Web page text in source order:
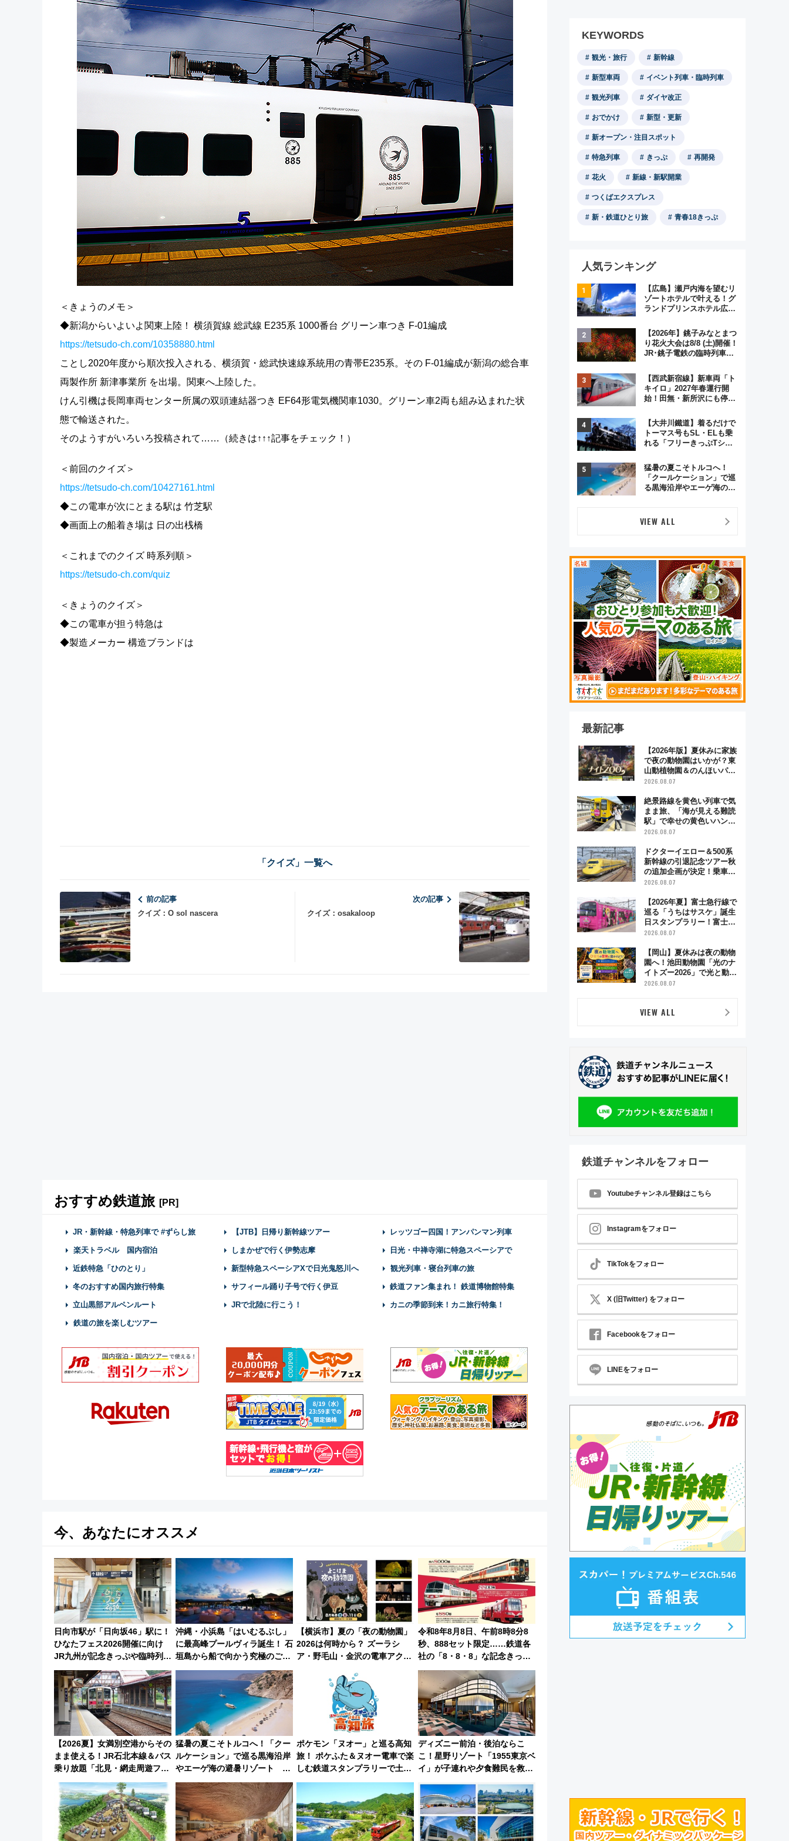
＜きょうのメモ＞
◆新潟からいよいよ関東上陸！ 横須賀線 総武線 E235系 1000番台 グリーン車つき F-01編成
https://tetsudo-ch.com/10358880.html
ことし2020年度から順次投入される、横須賀・総武快速線系統用の青帯E235系。その F-01編成が新潟の総合車
両製作所 新津事業所 を出場。関東へ上陸した。
けん引機は長岡車両センター所属の双頭連結器つき EF64形電気機関車1030。グリーン車2両も組み込まれた状
態で輸送された。
そのようすがいろいろ投稿されて……（続きは↑↑↑記事をチェック！）
＜前回のクイズ＞
https://tetsudo-ch.com/10427161.html
◆この電車が次にとまる駅は 竹芝駅
◆画面上の船着き場は 日の出桟橋
＜これまでのクイズ 時系列順＞
https://tetsudo-ch.com/quiz
＜きょうのクイズ＞
◆この電車が担う特急は
◆製造メーカー 構造ブランドは
「クイズ」一覧へ
前の記事
クイズ：O sol nascera
次の記事
クイズ：osakaloop
おすすめ鉄道旅 [PR]
JR・新幹線・特急列車で #ずらし旅 【JTB】日帰り新幹線ツアー レッツゴー四国！アンパンマン列車
楽天トラベル 国内宿泊 しまかぜで行く伊勢志摩 日光・中禅寺湖に特急スペーシアで
近鉄特急「ひのとり」 新型特急スペーシアXで日光鬼怒川へ 観光列車・寝台列車の旅
冬のおすすめ国内旅行特集 サフィール踊り子号で行く伊豆 鉄道ファン集まれ！ 鉄道博物館特集
立山黒部アルペンルート JRで北陸に行こう！ カニの季節到来！カニ旅行特集！
鉄道の旅を楽しむツアー
今、あなたにオススメ
日向市駅が「日向坂46」駅に！
ひなたフェス2026開催に向け
JR九州が記念きっぷや臨時列車
で全力応援 夜行列車「ドリー
ムおひさま号」も走る
沖縄・小浜島「はいむるぶし」
に最高峰プールヴィラ誕生！ 石
垣島から船で向かう究極のご褒
美旅「何もしない贅沢」を体験
してみない？
【横浜市】夏の「夜の動物園」
2026は何時から？ ズーラシ
ア・野毛山・金沢の電車アクセ
徹底解説！
令和8年8月8日、午前8時8分8
秒、888セット限定……鉄道各
社の「8・8・8」な記念きっぷ
たち
【2026夏】女満別空港からその
まま使える！JR石北本線＆バス
乗り放題「北見・網走周遊フリ
ーパス」でおトクに道東観光
（8/3発売）
猛暑の夏こそトルコへ！「クー
ルケーション」で巡る黒海沿岸
やエーゲ海の避暑リゾート 関
連検索数が前年比237％増、ナ
ショジオも認める『2026年に訪
れるべき世界の旅先』
ポケモン「ヌオー」と巡る高知
旅！ ポケふた＆ヌオー電車で楽
しむ鉄道スタンプラリーで土佐
路の絶景と絶品グルメを満喫！
ディズニー前泊・後泊ならこ
こ！星野リゾート「1955東京ベ
イ」が子連れや夕食難民を救う
ービスで混雑回避
KEYWORDS
観光・旅行 新幹線
新型車両 イベント列車・臨時列車
観光列車 ダイヤ改正
おでかけ 新型・更新
新オープン・注目スポット
特急列車 きっぷ 再開発
花火 新線・新駅開業
つくばエクスプレス
新・鉄道ひとり旅 青春18きっぷ
人気ランキング
【広島】瀬戸内海を望むリ
ゾートホテルで叶える！グ
ランドプリンスホテル広島
ジュアルパーティープラン
【2026年】銚子みなとまつ
り花火大会は8/8 (土)開催！
JR･銚子電鉄の臨時列車や
く8,000発の大迫力＆屋台
を満喫
【西武新宿線】新車両「ト
キイロ」2027年春運行開
始！田無・新所沢にも停
弾」も
【大井川鐵道】着るだけで
トーマス号もSL・ELも乗
れる「フリーきっぷTシャ
猛暑の夏こそトルコへ！
「クールケーション」で巡
る黒海沿岸やエーゲ海の避
オも認める『2026年に訪れ
るべき世界の旅先』
VIEW ALL
最新記事
【2026年版】夏休みに家族
で夜の動物園はいかが？東
山動植物園＆のんほいパー
ク「ナイトZOO」開催情報
2026.08.07
絶景路線を黄色い列車で気
まま旅、「海が見える難読
駅」で幸せの黄色いハンカ
チに願いを 「新・鉄道ひ
「島原鉄道」
2026.08.07
ドクターイエロー＆500系
新幹線の引退記念ツアー秋
の追加企画が決定！乗車体
験やグッズ・ホテル情報ま
2026.08.07
【2026年夏】富士急行線で
巡る「うちはサスケ」誕生
日スタンプラリー！富士急
ハイランド限定グルメ＆グ
2026.08.07
【岡山】夏休みは夜の動物
園へ！池田動物園「光のナ
イトズー2026」で光と動物
が彩る特別な夜
2026.08.07
VIEW ALL
鉄道チャンネルをフォロー
Youtubeチャンネル登録はこちら
Instagramをフォロー
TikTokをフォロー
X (旧Twitter) をフォロー
Facebookをフォロー
LINEをフォロー